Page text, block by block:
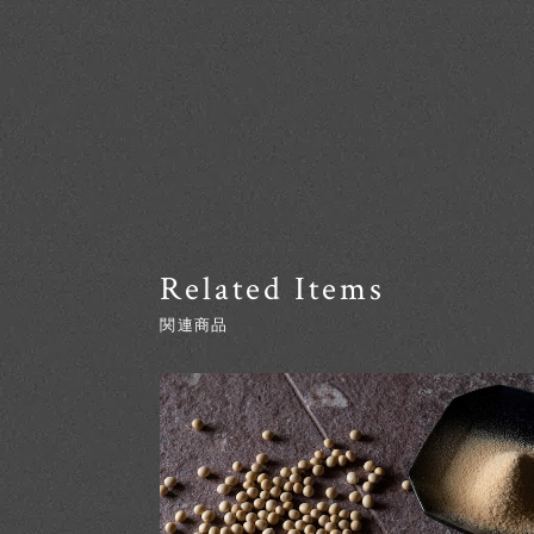
Related Items
関連商品